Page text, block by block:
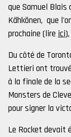
que Samuel Blais
Kähkönen, que
prochaine (lire ici
Du côté de
Lettieri ont
à la finale de la
Monsters de
pour signer la
Le Rocket devait